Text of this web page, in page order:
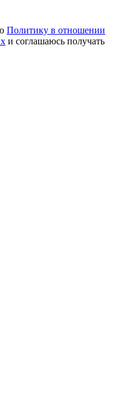
Политику в отношении
и соглашаюсь получать